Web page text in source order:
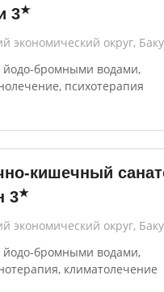
3★
экономический округ, Баку
бромными водами,
психотерапия
кишечный
3★
экономический округ, Баку
бромными водами,
климатолечение